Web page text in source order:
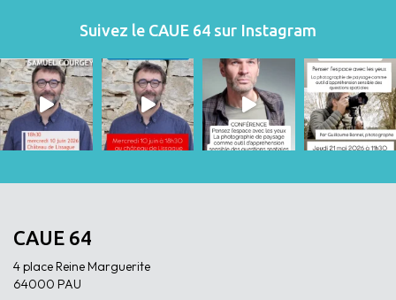
Suivez le CAUE 64 sur Instagram
CAUE 64
4 place Reine Marguerite
64000 PAU